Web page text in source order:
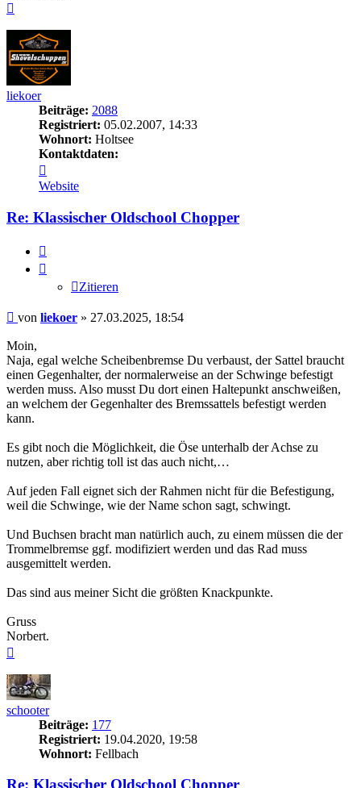
liekoer
Beiträge: 2088
Registriert: 05.02.2007, 14:33
Wohnort: Holtsee
Kontaktdaten:
von
liekoer
Website
Re: Klassischer Oldschool Chopper
Zitieren
Beitrag
von liekoer » 27.03.2025, 18:54
Moin,
Naja, egal welche Scheibenbremse Du verbaust, der Sattel braucht
einen Gegenhalter, der normalerweise an der Schwinge befestigt
werden muss. Also musst Du dort einen Haltepunkt anschweißen,
an welchem der Gegenhalter des Bremssattels befestigt werden
kann.
Es gibt noch die Möglichkeit, die Öse unterhalb der Achse zu
nutzen, aber richtig toll ist das auch nicht,…
Auf jeden Fall eignet sich der Rahmen nicht für die Befestigung,
weil die Schwinge, wie der Name schon sagt, schwingt.
Und Buchsen bracht man natürlich auch, zu einem müssen die der
Trommelbremse ggf. modifiziert werden und das Rad muss
ausgemittelt werden.
Das sind aus meiner Sicht die größten Knackpunkte.
Gruss
Norbert.
schooter
Beiträge: 177
Registriert: 19.04.2020, 19:58
Wohnort: Fellbach